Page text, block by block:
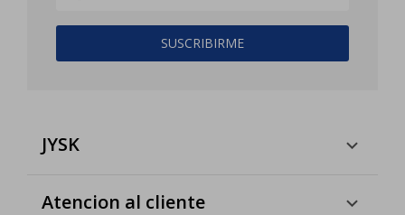
SUSCRIBIRME
JYSK
Atencion al cliente